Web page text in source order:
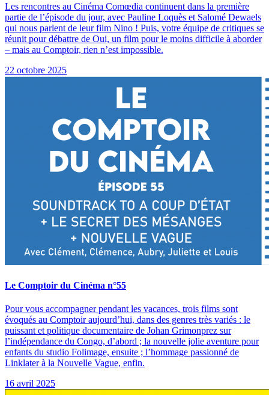
Les rencontres au Cinéma Comœdia continuent dans la première
partie de l’épisode du jour, avec Pauline Loquès et Salomé Dewaels
qui nous parlent de leur film Nino ! Puis, votre équipe de critiques se
réunit pour débattre de Oui, un film pour le moins difficile à aborder
– mais au Comptoir, rien n’est impossible.
22 octobre 2025
Le Comptoir du Cinéma n°55
Pour vous accompagner pendant les vacances, trois films sont
évoqués au Comptoir aujourd’hui, dans des genres très variés : le
puissant et politique documentaire de Johan Grimonprez sur
l’indépendance du Congo, d’abord ; la nouvelle jolie aventure pour
enfants du studio Folimage, ensuite ; l’hommage passionné de
Linklater à la Nouvelle Vague, enfin.
16 avril 2025